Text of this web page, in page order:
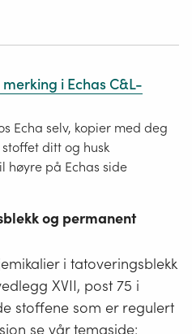
i Echas C&L-
Echa selv, kopier med deg
ditt og husk
høyre på Echas side
og permanent
i tatoveringsblekk
XVII, post 75 i
stoffene som er regulert
se vår temaside: